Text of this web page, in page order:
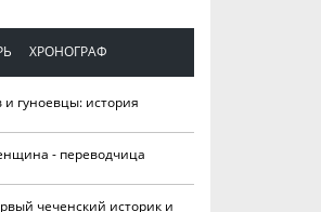
ХРОНОГРАФ
гуноевцы: история
- переводчица
чеченский историк и